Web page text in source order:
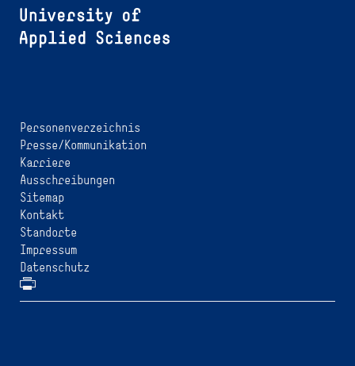
Personenverzeichnis
Presse/Kommunikation
Karriere
Ausschreibungen
Sitemap
Kontakt
Standorte
Impressum
Datenschutz